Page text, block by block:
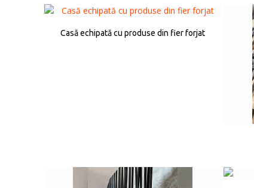
Casă echipată cu produse din fier forjat